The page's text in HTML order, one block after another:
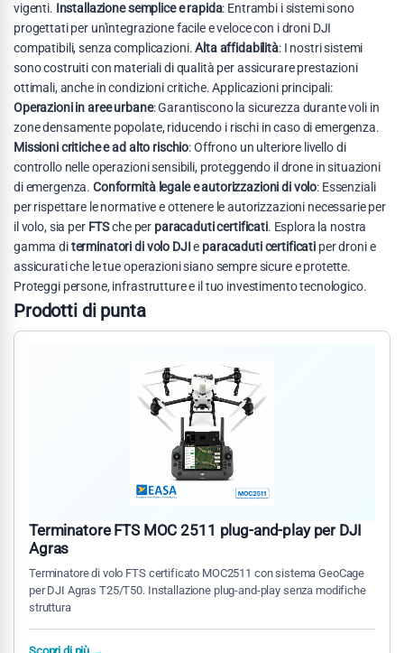
vigenti. Installazione semplice e rapida: Entrambi i sistemi sono
progettati per un'integrazione facile e veloce con i droni DJI
compatibili, senza complicazioni.Alta affidabilità: I nostri sistemi
sono costruiti con materiali di qualità per assicurare prestazioni
ottimali, anche in condizioni critiche. Applicazioni principali:
Operazioni in aree urbane: Garantiscono la sicurezza durante voli in
zone densamente popolate, riducendo i rischi in caso di emergenza.
Missioni critiche e ad alto rischio: Offrono un ulteriore livello di
controllo nelle operazioni sensibili, proteggendo il drone in situazioni
di emergenza.Conformità legale e autorizzazioni di volo: Essenziali
per rispettare le normative e ottenere le autorizzazioni necessarie per
il volo, sia per FTSche per paracaduti certificati. Esplora la nostra
gamma diterminatori di volo DJIe paracaduti certificati per droni e
assicurati che le tue operazioni siano sempre sicure e protette.
Proteggi persone, infrastrutture e il tuo investimento tecnologico.
Prodotti di punta
Terminatore FTS MOC 2511 plug-and-play per DJI
Agras
Terminatore di volo FTS certificato MOC2511 con sistema GeoCage
per DJI Agras T25/T50. Installazione plug-and-play senza modifiche
struttura